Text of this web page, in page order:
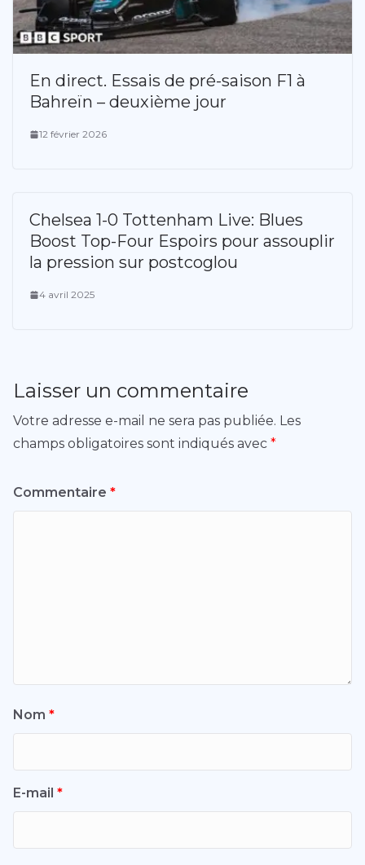
En direct. Essais de pré-saison F1 à
Bahreïn – deuxième jour
12 février 2026
Chelsea 1-0 Tottenham Live: Blues
Boost Top-Four Espoirs pour assouplir
la pression sur postcoglou
4 avril 2025
Laisser un commentaire
Votre adresse e-mail ne sera pas publiée. Les
champs obligatoires sont indiqués avec *
Commentaire *
Nom *
E-mail *